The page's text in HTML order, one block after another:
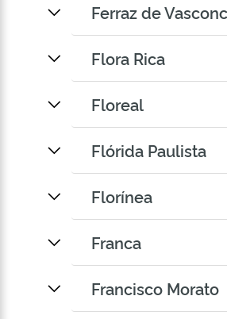
Ferraz de
Flora Rica
Floreal
Flórida Paulista
Florínea
Franca
Francisco Morato